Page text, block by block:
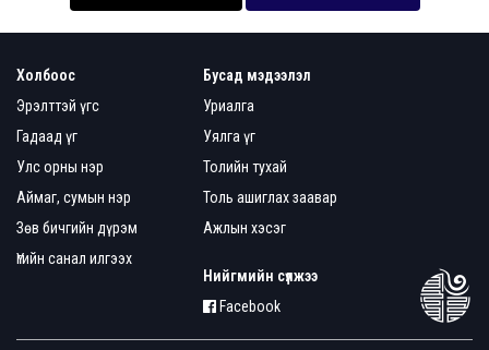
Холбоос
Эрэлттэй үгс
Гадаад үг
Улс орны нэр
Аймаг, сумын нэр
Зөв бичгийн дүрэм
Үгийн санал илгээх
Бусад мэдээлэл
Уриалга
Уялга үг
Толийн тухай
Толь ашиглах заавар
Ажлын хэсэг
Нийгмийн сүлжээ
Facebook